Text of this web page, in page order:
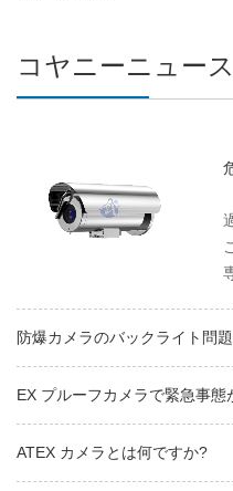
コヤニーニュース
防爆カメラのバックライト問
EX プルーフカメラで緊急事
ATEX カメラとは何ですか?